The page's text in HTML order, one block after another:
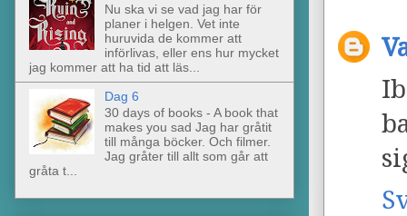
Nu ska vi se vad jag har för
planer i helgen. Vet inte
huruvida de kommer att
införlivas, eller ens hur mycket
jag kommer att ha tid att läs...
Dag 6
30 days of books - A book that
makes you sad Jag har gråtit
till många böcker. Och filmer.
Jag gråter till allt som går att
gråta t...